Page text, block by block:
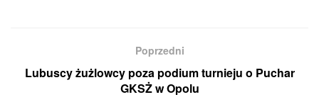
Poprzedni
Lubuscy żużlowcy poza podium turnieju o Puchar
GKSŻ w Opolu